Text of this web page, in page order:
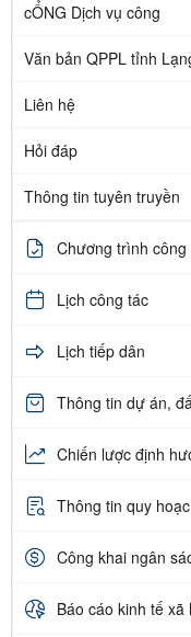
cỔNG Dịch vụ công
Văn bản QPPL tỉnh
Liên hệ
Hỏi đáp
Thông tin tuyên truyền
Chương trình
Lịch công tác
Lịch tiếp dân
Thông tin dự án,
Chiến lược định
Thông tin quy
Công khai ngân
Báo cáo kinh tế xã